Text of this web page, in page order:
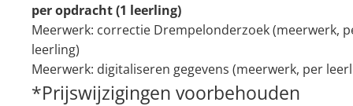
per opdracht (1 leerling)
Meerwerk: correctie Drempelonderzoek (meerwerk,
leerling)
Meerwerk: digitaliseren gegevens (meerwerk, per
*Prijswijzigingen voorbehouden